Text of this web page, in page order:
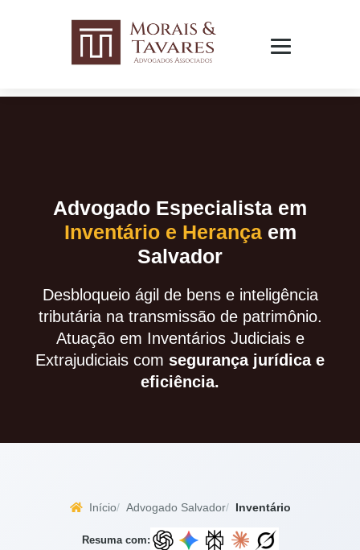
Advogado Especialista em
Inventário e Herançaem
Salvador
Desbloqueio ágil de bens e inteligência
tributária na transmissão de patrimônio.
Atuação em Inventários Judiciais e
Extrajudiciais com segurança jurídica e
eficiência.
Início Advogado Salvador Inventário
Resuma com: